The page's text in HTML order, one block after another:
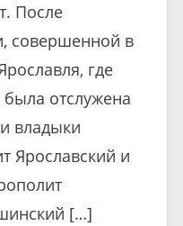
После
совершенной в
где
отслужена
владыки
Ярославский и
[…]